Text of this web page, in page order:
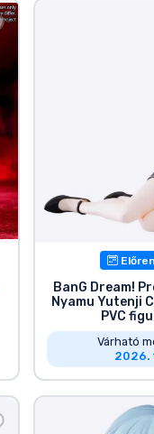
BanG Dream!
Nyamu Yutenji
PVC
Várható
2026.